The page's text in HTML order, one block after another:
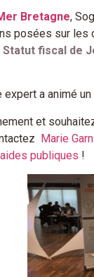
Bretagne,
posées sur
Statut fiscal de
expert a animé
et
Marie
publiques !